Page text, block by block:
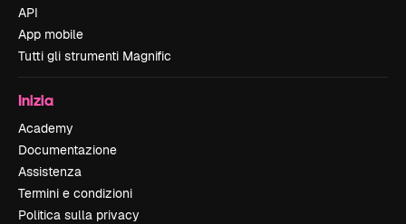
API
App mobile
Tutti gli strumenti Magnific
Inizia
Academy
Documentazione
Assistenza
Termini e condizioni
Politica sulla privacy